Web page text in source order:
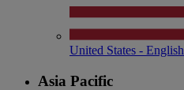
United States - English
Asia Pacific